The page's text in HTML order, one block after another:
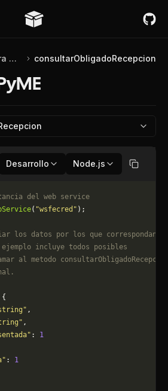
Factura MiPyME consultarObligadoRecepcion
Desarrollo Node.js Copiar
del web service
( "wsfecred" );
los datos por los que correspondan.
incluye todos posibles
al metodo
,
,
: 1
: 1